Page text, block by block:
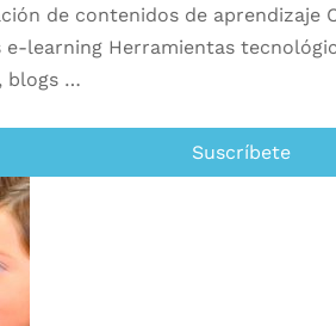
de contenidos de aprendizaje
learning Herramientas
blogs …
Suscríbete